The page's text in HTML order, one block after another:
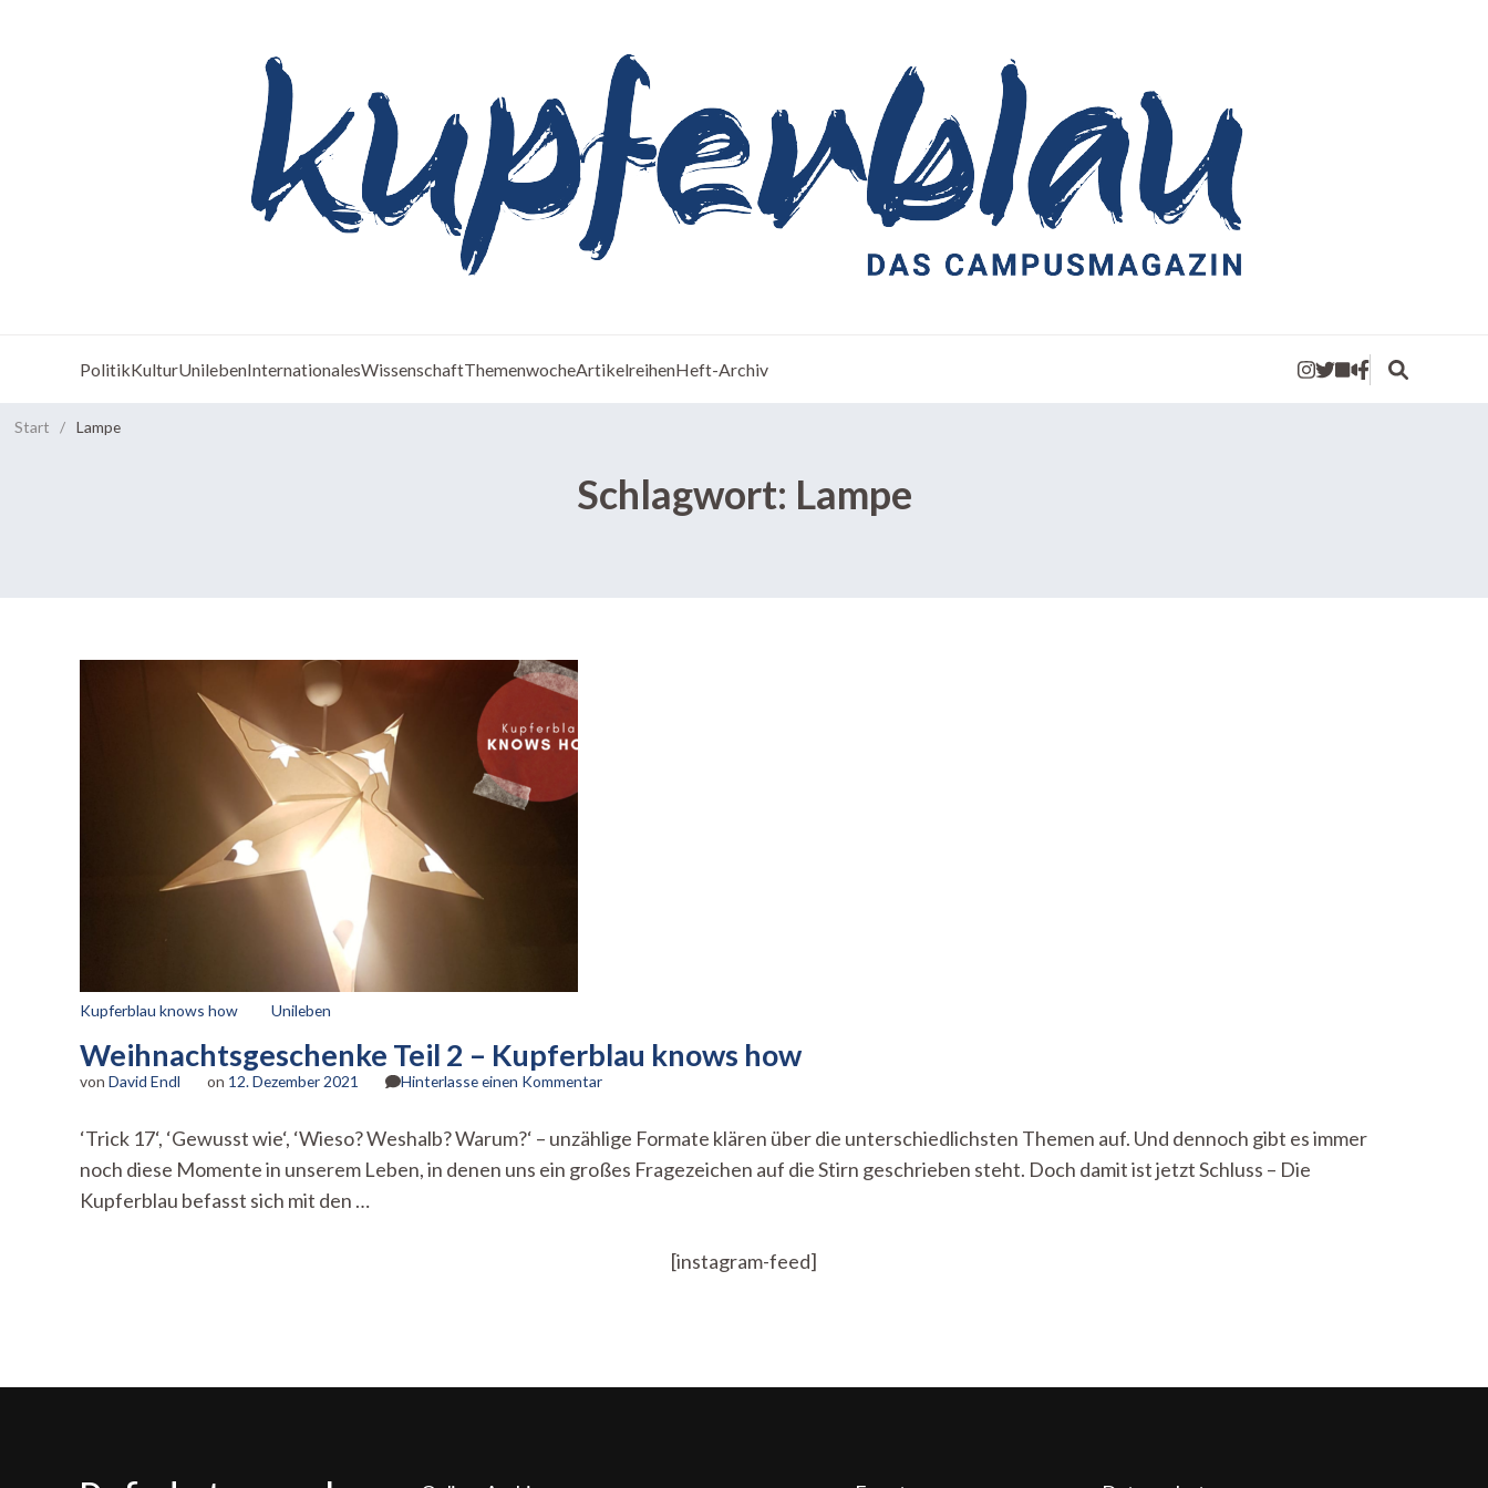
PolitikKulturUnilebenInternationalesWissenschaftThemenwocheArtikelreihenHeft-Archiv
Start / Lampe
Schlagwort: Lampe
Kupferblau knows how Unileben
Weihnachtsgeschenke Teil 2 – Kupferblau knows how
von David Endl on 12. Dezember 2021 Hinterlasse einen Kommentarzu
2
–
‘Trick 17‘, ‘Gewusst wie‘, ‘Wieso? Weshalb? Warum?‘ – unzählige Formate klären über die unterschiedlichsten Themen auf. Und dennoch gibt es immer
noch diese Momente in unserem Leben, in denen uns ein großes Fragezeichen auf die Stirn geschrieben steht. Doch damit ist jetzt Schluss – Die
Kupferblau befasst sich mit den …
[instagram-feed]